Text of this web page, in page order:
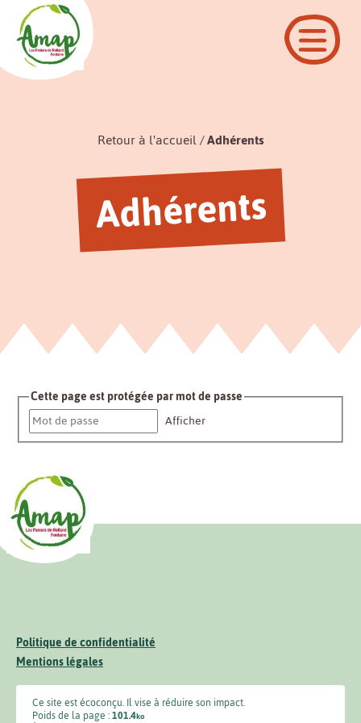
Retour à l'accueil Adhérents
Adhérents
Cette page est protégée par mot de passe
Afficher
Politique de confidentialité
Mentions légales
Ce site est écoconçu. Il vise à réduire son impact.
Poids de la page :101.4ko